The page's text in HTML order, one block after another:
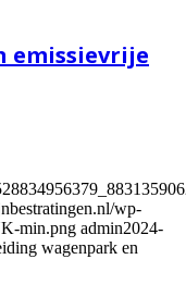
emissievrije
wp-
min.png admin2024-
wagenpark en